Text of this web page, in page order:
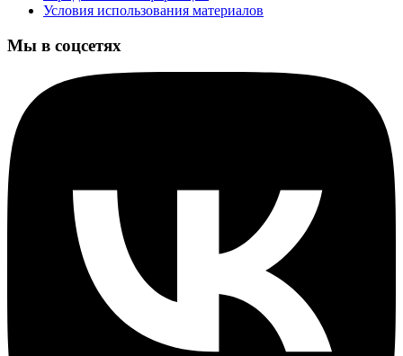
Условия использования материалов
Мы в соцсетях